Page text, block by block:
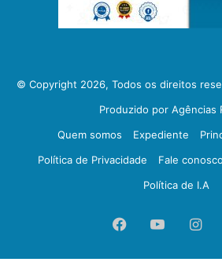
© Copyright 2026, Todos os direitos
Produzido por Agências
Quem somos
Expediente
Política de Privacidade
Fale conosco
Política de I.A
FacebookYouTube